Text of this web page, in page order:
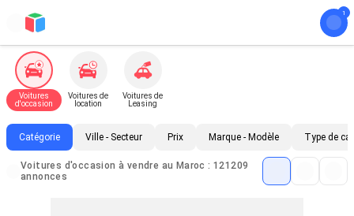
Voitures
d'occasion
Voitures de
location
Voitures de
Leasing
Catégorie Ville - Secteur Prix Marque - Modèle Type de
Voitures d'occasion à vendre au Maroc : 121209
annonces